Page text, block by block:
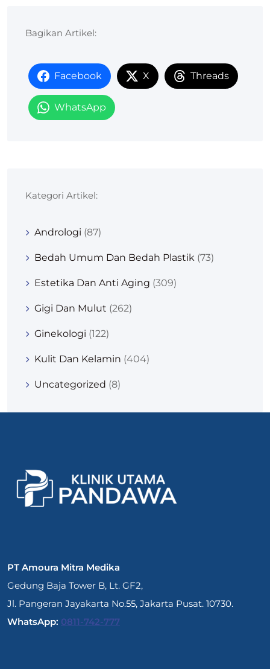
Bagikan Artikel:
Facebook X Threads
WhatsApp
Kategori Artikel:
Andrologi (87)
Bedah Umum Dan Bedah Plastik (73)
Estetika Dan Anti Aging (309)
Gigi Dan Mulut (262)
Ginekologi (122)
Kulit Dan Kelamin (404)
Uncategorized (8)
PT Amoura Mitra Medika
Gedung Baja Tower B, Lt. GF2,
Jl. Pangeran Jayakarta No.55, Jakarta Pusat. 10730.
WhatsApp: 0811-742-777